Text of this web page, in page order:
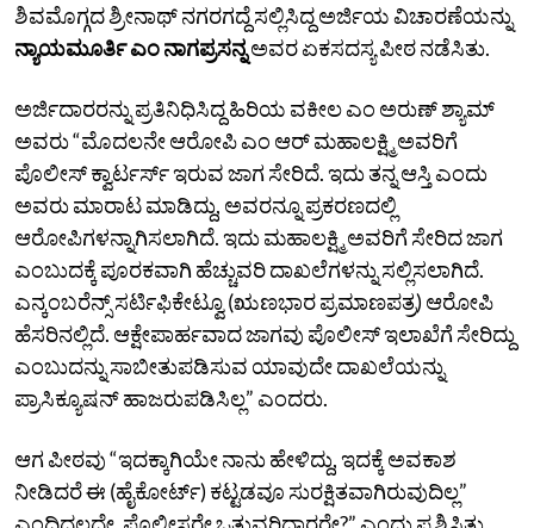
ಶಿವಮೊಗ್ಗದ ಶ್ರೀನಾಥ್‌ ನಗರಗದ್ದೆ ಸಲ್ಲಿಸಿದ್ದ ಅರ್ಜಿಯ ವಿಚಾರಣೆಯನ್ನು
ನ್ಯಾಯಮೂರ್ತಿ ಎಂ ನಾಗಪ್ರಸನ್ನಅವರ ಏಕಸದಸ್ಯ ಪೀಠ ನಡೆಸಿತು.
ಅರ್ಜಿದಾರರನ್ನು ಪ್ರತಿನಿಧಿಸಿದ್ದ ಹಿರಿಯ ವಕೀಲ ಎಂ ಅರುಣ್‌ ಶ್ಯಾಮ್‌
ಅವರು “ಮೊದಲನೇ ಆರೋಪಿ ಎಂ ಆರ್‌ ಮಹಾಲಕ್ಷ್ಮಿ ಅವರಿಗೆ
ಪೊಲೀಸ್‌ ಕ್ವಾರ್ಟರ್ಸ್‌ ಇರುವ ಜಾಗ ಸೇರಿದೆ. ಇದು ತನ್ನ ಆಸ್ತಿ ಎಂದು
ಅವರು ಮಾರಾಟ ಮಾಡಿದ್ದು, ಅವರನ್ನೂ ಪ್ರಕರಣದಲ್ಲಿ
ಆರೋಪಿಗಳನ್ನಾಗಿಸಲಾಗಿದೆ. ಇದು ಮಹಾಲಕ್ಷ್ಮಿ ಅವರಿಗೆ ಸೇರಿದ ಜಾಗ
ಎಂಬುದಕ್ಕೆ ಪೂರಕವಾಗಿ ಹೆಚ್ಚುವರಿ ದಾಖಲೆಗಳನ್ನು ಸಲ್ಲಿಸಲಾಗಿದೆ.
ಎನ್ಕಂಬರೆನ್ಸ್ ಸರ್ಟಿಫಿಕೇಟ್ವೂ (ಋಣಭಾರ ಪ್ರಮಾಣಪತ್ರ) ಆರೋಪಿ
ಹೆಸರಿನಲ್ಲಿದೆ. ಆಕ್ಷೇಪಾರ್ಹವಾದ ಜಾಗವು ಪೊಲೀಸ್‌ ಇಲಾಖೆಗೆ ಸೇರಿದ್ದು
ಎಂಬುದನ್ನು ಸಾಬೀತುಪಡಿಸುವ ಯಾವುದೇ ದಾಖಲೆಯನ್ನು
ಪ್ರಾಸಿಕ್ಯೂಷನ್‌ ಹಾಜರುಪಡಿಸಿಲ್ಲ” ಎಂದರು.
ಆಗ ಪೀಠವು “ಇದಕ್ಕಾಗಿಯೇ ನಾನು ಹೇಳಿದ್ದು, ಇದಕ್ಕೆ ಅವಕಾಶ
ನೀಡಿದರೆ ಈ (ಹೈಕೋರ್ಟ್‌) ಕಟ್ಟಡವೂ ಸುರಕ್ಷಿತವಾಗಿರುವುದಿಲ್ಲ”
ಎಂದಿದ್ದಲ್ಲದೇ, ಪೊಲೀಸರೇ ಒತ್ತುವರಿದಾರರೇ?” ಎಂದು ಪ್ರಶ್ನಿಸಿತು.